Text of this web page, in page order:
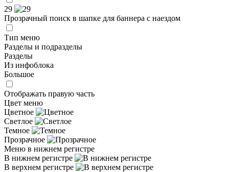
29
Прозрачный поиск в шапке для баннера с наездом
Тип меню
Разделы и подразделы
Разделы
Из инфоблока
Большое
Отображать правую часть
Цвет меню
Цветное
Светлое
Темное
Прозрачное
Меню в нижнем регистре
В нижнем регистре
В верхнем регистре